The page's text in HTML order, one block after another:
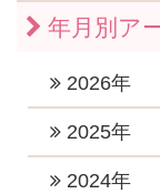
年月別ア
2026年
2026年7月 (1)
2025年
2025年11月 (1)
2024年